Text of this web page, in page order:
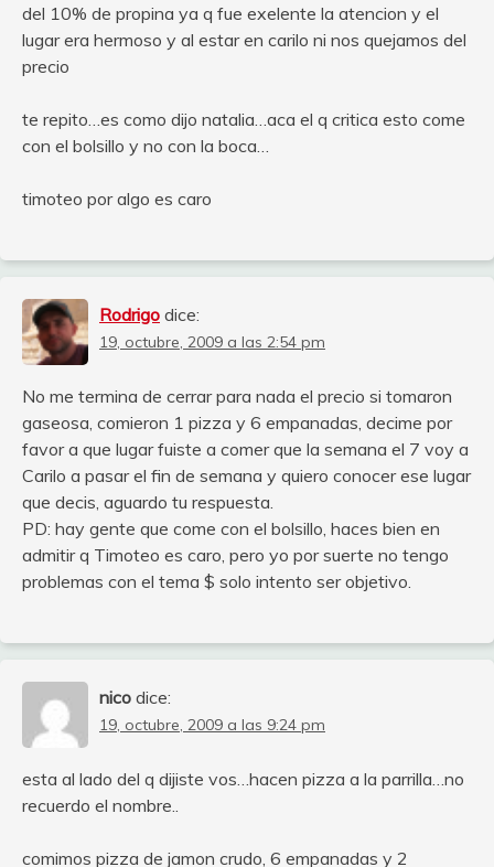
del 10% de propina ya q fue exelente la atencion y el
lugar era hermoso y al estar en carilo ni nos quejamos del
precio
te repito…es como dijo natalia…aca el q critica esto come
con el bolsillo y no con la boca…
timoteo por algo es caro
Rodrigo dice:
19, octubre, 2009 a las 2:54 pm
No me termina de cerrar para nada el precio si tomaron
gaseosa, comieron 1 pizza y 6 empanadas, decime por
favor a que lugar fuiste a comer que la semana el 7 voy a
Carilo a pasar el fin de semana y quiero conocer ese lugar
que decis, aguardo tu respuesta.
PD: hay gente que come con el bolsillo, haces bien en
admitir q Timoteo es caro, pero yo por suerte no tengo
problemas con el tema $ solo intento ser objetivo.
nico dice:
19, octubre, 2009 a las 9:24 pm
esta al lado del q dijiste vos…hacen pizza a la parrilla…no
recuerdo el nombre..
comimos pizza de jamon crudo, 6 empanadas y 2